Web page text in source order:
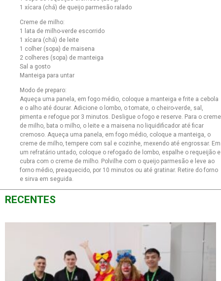
1 xícara (chá) de queijo parmesão ralado
Creme de milho:
1 lata de milho-verde escorrido
1 xícara (chá) de leite
1 colher (sopa) de maisena
2 colheres (sopa) de manteiga
Sal a gosto
Manteiga para untar
Modo de preparo:
Aqueça uma panela, em fogo médio, coloque a manteiga e frite a cebola
e o alho até dourar. Adicione o lombo, o tomate, o cheiro-verde, sal,
pimenta e refogue por 3 minutos. Desligue o fogo e reserve. Para o creme
de milho, bata o milho, o leite e a maisena no liquidificador até ficar
cremoso. Aqueça uma panela, em fogo médio, coloque a manteiga, o
creme de milho, tempere com sal e cozinhe, mexendo até engrossar. Em
um refratário untado, coloque o refogado de lombo, espalhe o requeijão e
cubra com o creme de milho. Polvilhe com o queijo parmesão e leve ao
forno médio, preaquecido, por 10 minutos ou até gratinar. Retire do forno
e sirva em seguida.
RECENTES